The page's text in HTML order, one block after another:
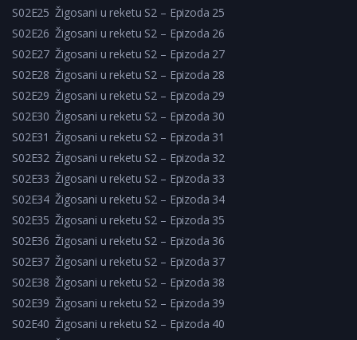
S02E25 Žigosani u reketu S2 – Epizoda 25
S02E26 Žigosani u reketu S2 – Epizoda 26
S02E27 Žigosani u reketu S2 – Epizoda 27
S02E28 Žigosani u reketu S2 – Epizoda 28
S02E29 Žigosani u reketu S2 – Epizoda 29
S02E30 Žigosani u reketu S2 – Epizoda 30
S02E31 Žigosani u reketu S2 – Epizoda 31
S02E32 Žigosani u reketu S2 – Epizoda 32
S02E33 Žigosani u reketu S2 – Epizoda 33
S02E34 Žigosani u reketu S2 – Epizoda 34
S02E35 Žigosani u reketu S2 – Epizoda 35
S02E36 Žigosani u reketu S2 – Epizoda 36
S02E37 Žigosani u reketu S2 – Epizoda 37
S02E38 Žigosani u reketu S2 – Epizoda 38
S02E39 Žigosani u reketu S2 – Epizoda 39
S02E40 Žigosani u reketu S2 – Epizoda 40